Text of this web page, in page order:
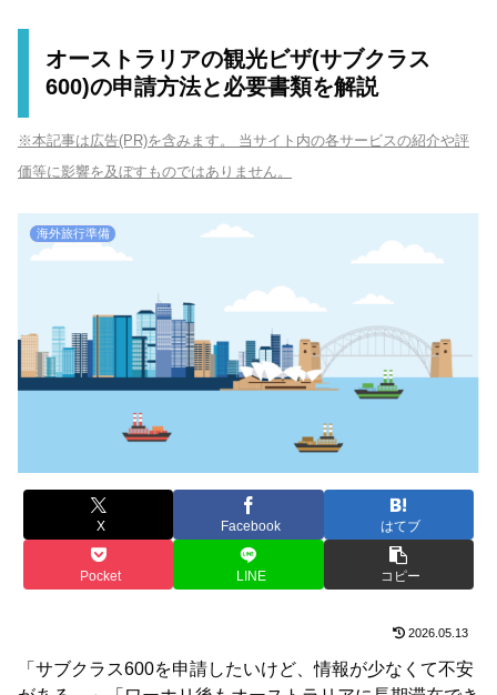
オーストラリアの観光ビザ(サブクラス
600)の申請方法と必要書類を解説
※本記事は広告(PR)を含みます。 当サイト内の各サービスの紹介や評
価等に影響を及ぼすものではありません。
海外旅行準備
X Facebook はてブ
Pocket LINE コピー
2026.05.13
「サブクラス600を申請したいけど、情報が少なくて不安